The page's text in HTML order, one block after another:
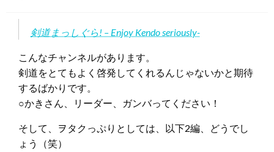
剣道まっしぐら! – Enjoy Kendo seriously-
こんなチャンネルがあります。
剣道をとてもよく啓発してくれるんじゃないかと期待
するばかりです。
○かきさん、リーダー、ガンバってください！
そして、ヲタクっぷりとしては、以下2編、どうでし
ょう（笑）